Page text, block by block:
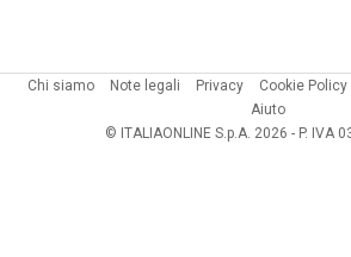
Chi siamo Note legali Privacy Cookie Policy
Aiuto
© ITALIAONLINE S.p.A. 2026 - P. IVA